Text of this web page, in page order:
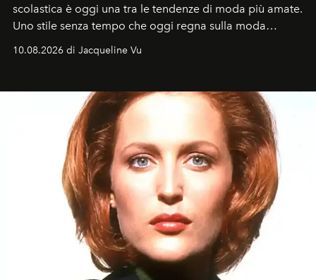
scolastica è oggi una tra le tendenze di moda più amate.
Uno stile senza tempo che oggi regna sulla moda
tradizionale e sulla cultura pop.
10.08.2026 di Jacqueline Vu